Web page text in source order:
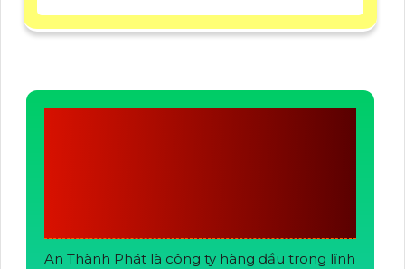
An Thành Phát là công ty hàng đầu trong lĩnh